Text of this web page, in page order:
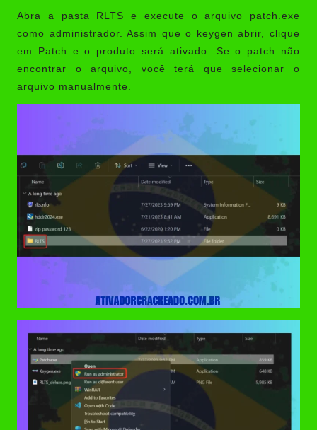
Abra a pasta RLTS e execute o arquivo patch.exe
como administrador. Assim que o keygen abrir, clique
em Patch e o produto será ativado. Se o patch não
encontrar o arquivo, você terá que selecionar o
arquivo manualmente.